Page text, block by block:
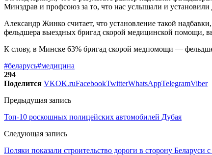
Минздрав и профсоюз за то, что нас услышали и
Александр Жинко считает, что установление такой
фельдшера выездных бригад скорой медицинской помощи,
К слову, в Минске 63% бригад скорой медпомощи —
#беларусь#медицина
294
Поделится VKOK.ruFacebookTwitterWhatsAppTelegramViber
Предыдущая запись
Топ-10 роскошных полицейских автомобилей Дубая
Следующая запись
Поляки показали строительство дороги в сторону Беларуси с